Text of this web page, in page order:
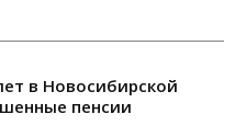
в Новосибирской
пенсии